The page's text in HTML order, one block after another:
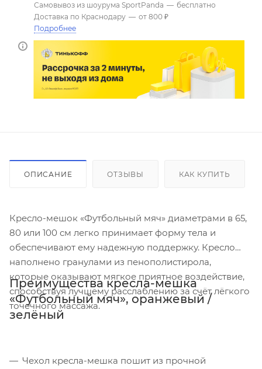
Самовывоз из шоурума SportPanda — бесплатно
Доставка по Краснодару — от 800 ₽
Подробнее
ОПИСАНИЕ ОТЗЫВЫ КАК КУПИТЬ
Кресло-мешок «Футбольный мяч» диаметрами в 65,
80 или 100 см легко принимает форму тела и
обеспечивают ему надежную поддержку. Кресло
наполнено гранулами из пенополистирола,
которые оказывают мягкое приятное воздействие,
способствуя лучшему расслаблению за счёт лёгкого
точечного массажа.
Преимущества кресла-мешка
«Футбольный мяч», оранжевый /
зелёный
Чехол кресла-мешка пошит из прочной